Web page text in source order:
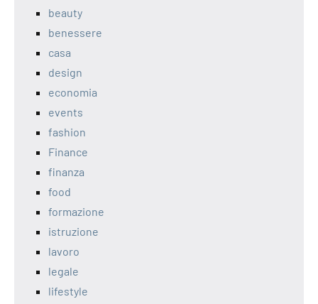
beauty
benessere
casa
design
economia
events
fashion
Finance
finanza
food
formazione
istruzione
lavoro
legale
lifestyle